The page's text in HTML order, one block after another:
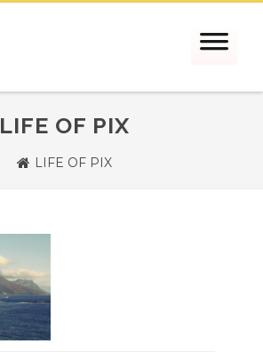
LIFE OF PIX
LIFE OF PIX